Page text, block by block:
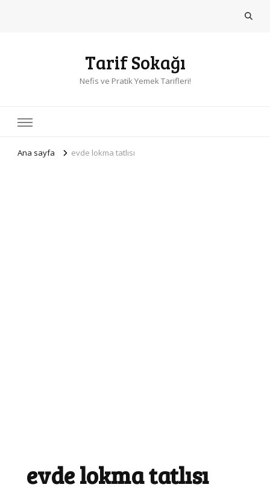
Tarif Sokağı
Nefis ve Pratik Yemek Tarifleri!
Ana sayfa evde lokma tatlısı
evde lokma tatlısı